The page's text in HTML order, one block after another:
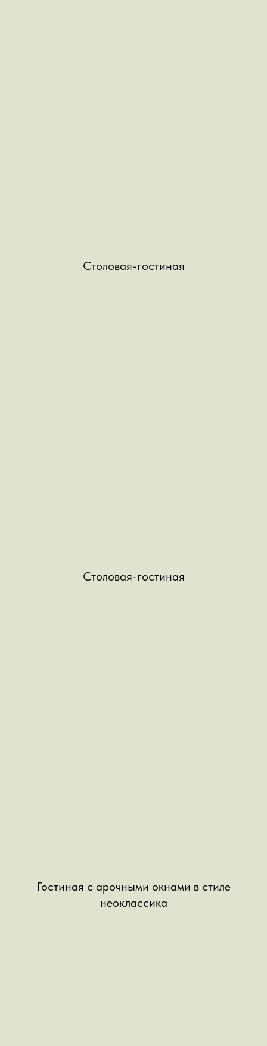
Столовая-гостиная
Столовая-гостиная
Гостиная с арочными окнами в стиле
неоклассика